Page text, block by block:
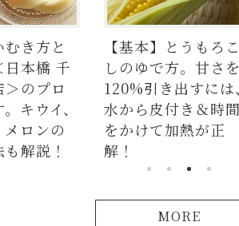
き方と
本橋 千
のプロ
キウイ、
ロンの
解説！
【基本】とうもろこ
しのゆで方。甘さを
120%引き出すには、
水から皮付き＆時間
をかけて加熱が正
解！
MORE